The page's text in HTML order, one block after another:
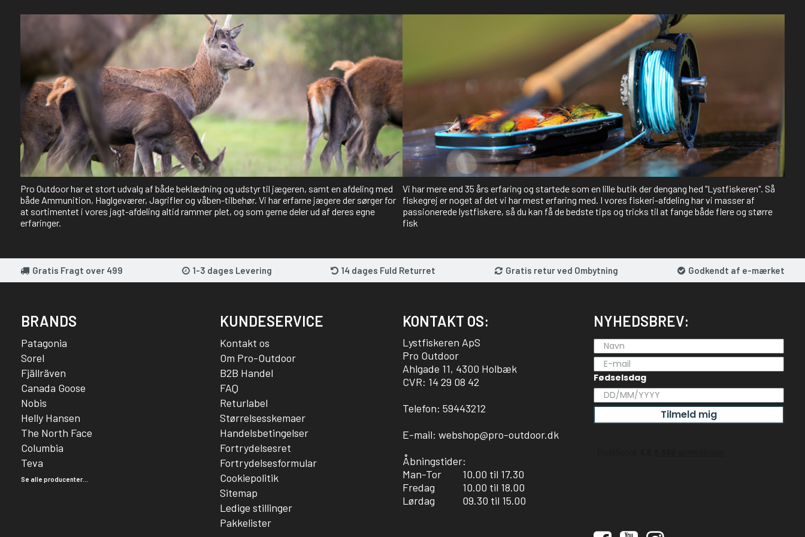
Pro Outdoor har et stort udvalg af både beklædning og udstyr til jægeren, samt en afdeling med
både Ammunition, Haglgeværer, Jagrifler og våben-tilbehør. Vi har erfarne jægere der sørger for
at sortimentet i vores jagt-afdeling altid rammer plet, og som gerne deler ud af deres egne
erfaringer.
Vi har mere end 35 års erfaring og startede som en lille butik der dengang hed "Lystfiskeren". Så
fiskegrej er noget af det vi har mest erfaring med. I vores fiskeri-afdeling har vi masser af
passionerede lystfiskere, så du kan få de bedste tips og tricks til at fange både flere og større
fisk
Gratis Fragt over 499 1-3 dages Levering 14 dages Fuld Returret Gratis retur ved Ombytning Godkendt af e-mærket
BRANDS
Patagonia
Sorel
Fjällräven
Canada Goose
Nobis
Helly Hansen
The North Face
Columbia
Teva
Se alle producenter...
KUNDESERVICE
Kontakt os
Om Pro-Outdoor
B2B Handel
FAQ
Returlabel
Størrelsesskemaer
Handelsbetingelser
Fortrydelsesret
Fortrydelsesformular
Cookiepolitik
Sitemap
Ledige stillinger
Pakkelister
KONTAKT OS:
Lystfiskeren ApS
Pro Outdoor
Ahlgade 11, 4300 Holbæk
CVR: 14 29 08 42
Telefon: 59443212
E-mail: webshop@pro-outdoor.dk
Åbningstider:
Man-Tor
10.00 til 17.30
Fredag
10.00 til 18.00
Lørdag
09.30 til 15.00
NYHEDSBREV:
Fødselsdag
Tilmeld mig